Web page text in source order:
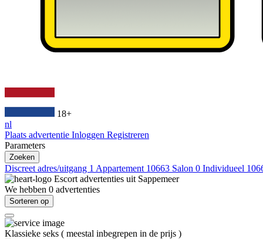
18+
nl
Plaats advertentie Inloggen Registreren
Parameters
Zoeken
Discreet adres/uitgang 1 Appartement 10663 Salon 0 Individueel
Escort advertenties uit Sappemeer
We hebben 0 advertenties
Sorteren op
Klassieke seks ( meestal inbegrepen in de prijs )